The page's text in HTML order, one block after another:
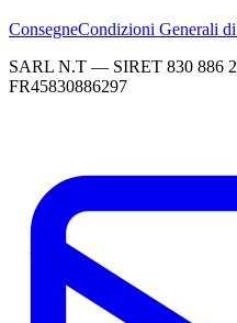
ConsegneCondizioni Generali
SARL N.T — SIRET 830 886
FR45830886297